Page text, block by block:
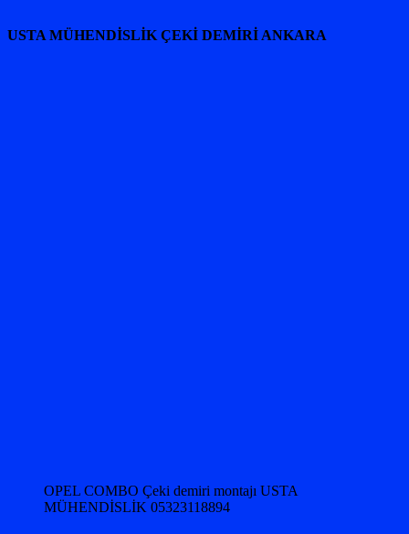
USTA MÜHENDİSLİK ÇEKİ DEMİRİ ANKARA
OPEL COMBO Çeki demiri montajı USTA
MÜHENDİSLİK 05323118894